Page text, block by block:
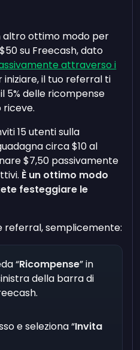
altro ottimo modo per
su Freecash, dato
attraverso i
iniziare, il tuo referral ti
5% delle ricompense
15 utenti sulla
circa $10 al
$7,50 passivamente
È un ottimo modo
festeggiare le
referral, semplicemente:
“Ricompense” in
della barra di
e seleziona “Invita